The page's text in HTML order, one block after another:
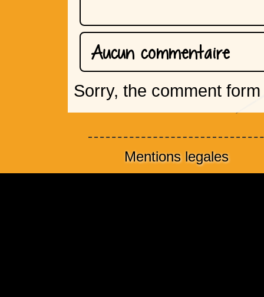
Aucun commentaire
Sorry, the comment
Mentions legales